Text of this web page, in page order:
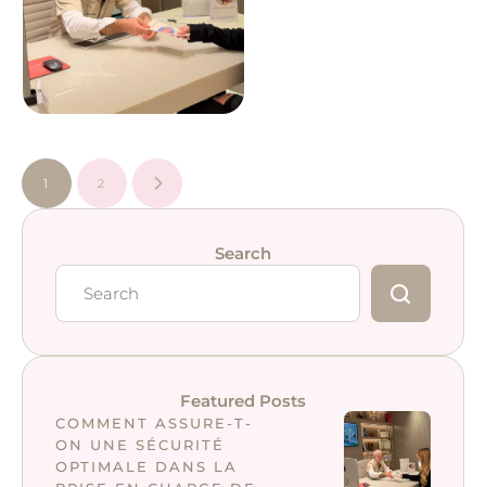
1 2
Search
Featured Posts
COMMENT ASSURE-T-
ON UNE SÉCURITÉ
OPTIMALE DANS LA